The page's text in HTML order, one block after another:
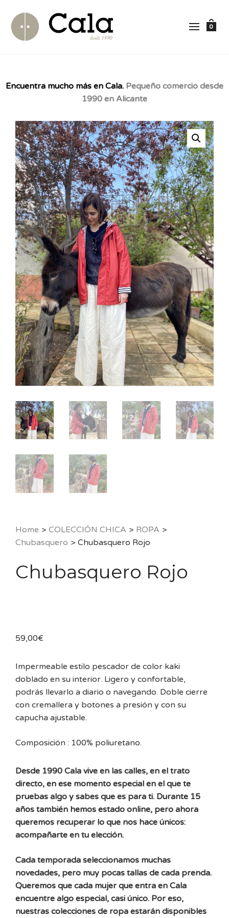
0
Encuentra mucho más en Cala. Pequeño comercio desde
1990 en Alicante
Home > COLECCIÓN CHICA > ROPA >
Chubasquero > Chubasquero Rojo
Chubasquero Rojo
59,00€
Impermeable estilo pescador de color kaki
doblado en su interior. Ligero y confortable,
podrás llevarlo a diario o navegando. Doble cierre
con cremallera y botones a presión y con su
capucha ajustable.
Composición : 100% poliuretano.
Desde 1990 Cala vive en las calles, en el trato
directo, en ese momento especial en el que te
pruebas algo y sabes que es para ti. Durante 15
años también hemos estado online, pero ahora
queremos recuperar lo que nos hace únicos:
acompañarte en tu elección.
Cada temporada seleccionamos muchas
novedades, pero muy pocas tallas de cada prenda.
Queremos que cada mujer que entra en Cala
encuentre algo especial, casi único. Por eso,
nuestras colecciones de ropa estarán disponibles